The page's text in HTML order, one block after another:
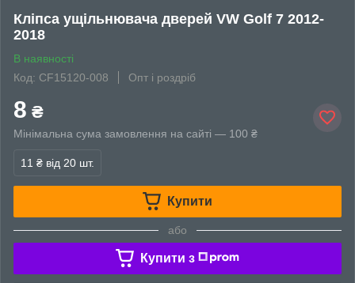
Кліпса ущільнювача дверей VW Golf 7 2012-
2018
В наявності
Код: CF15120-008
Опт і роздріб
8 ₴
Мінімальна сума замовлення на сайті — 100 ₴
11 ₴ від 20 шт.
Купити
або
Купити з